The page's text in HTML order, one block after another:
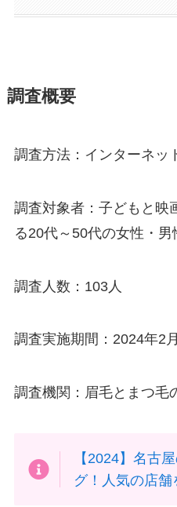
調査概要
調査方法：インターネッ
調査対象者：子どもと映
る20代～50代の女性・男
調査人数：103人
調査実施期間：2024年2
調査機関：眉毛とまつ毛
【2024】名古
グ！人気の店舗